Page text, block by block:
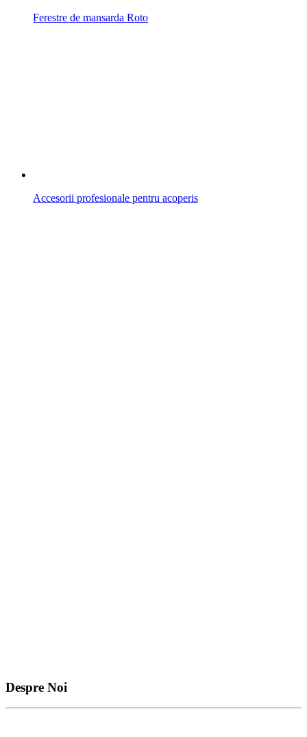
Ferestre de mansarda Roto
Accesorii profesionale pentru acoperis
Despre Noi